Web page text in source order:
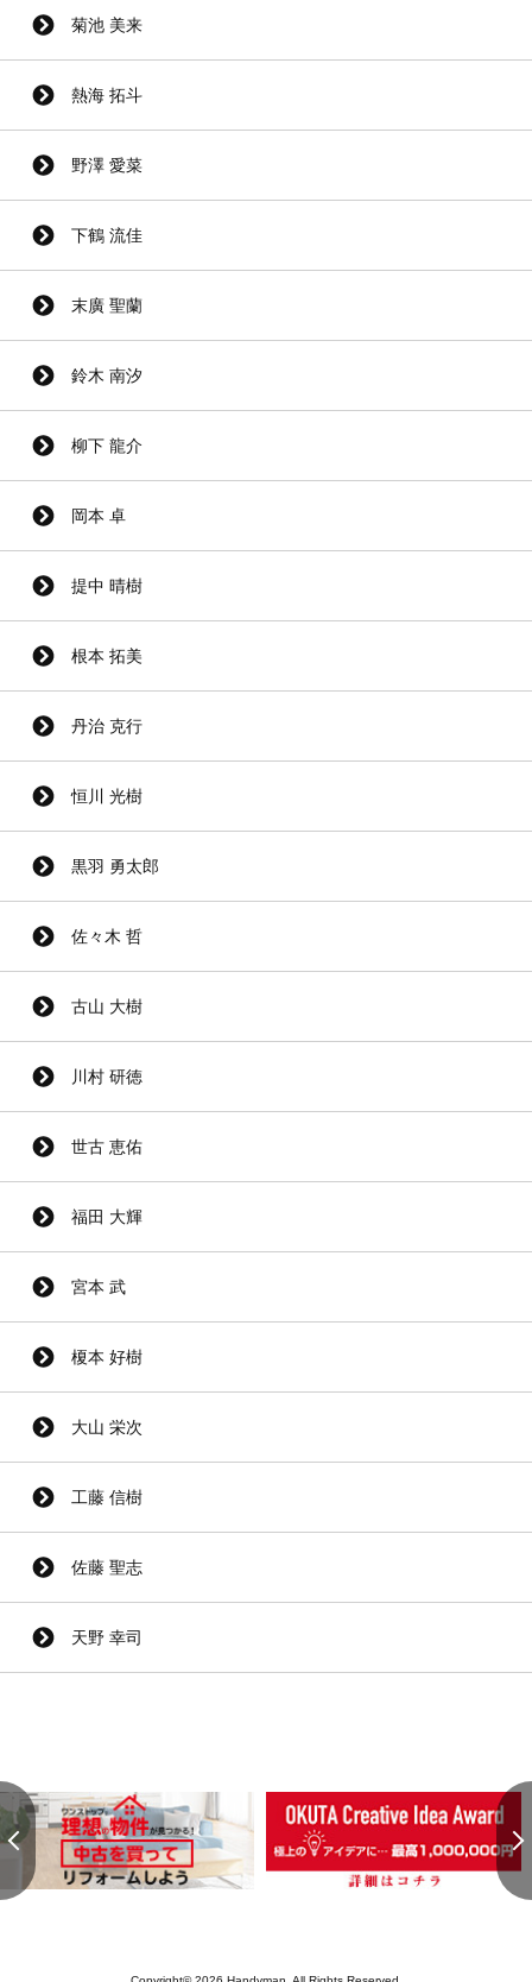
菊池 美来
熱海 拓斗
野澤 愛菜
下鶴 流佳
末廣 聖蘭
鈴木 南汐
柳下 龍介
岡本 卓
提中 晴樹
根本 拓美
丹治 克行
恒川 光樹
黒羽 勇太郎
佐々木 哲
古山 大樹
川村 研徳
世古 恵佑
福田 大輝
宮本 武
榎本 好樹
大山 栄次
工藤 信樹
佐藤 聖志
天野 幸司